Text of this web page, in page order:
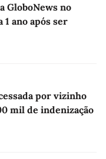
GloboNews no
ano após ser
por vizinho
mil de indenização